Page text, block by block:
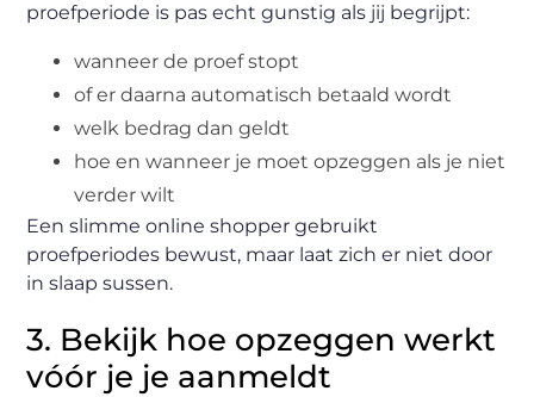
proefperiode is pas echt gunstig als jij begrijpt:
wanneer de proef stopt
of er daarna automatisch betaald wordt
welk bedrag dan geldt
hoe en wanneer je moet opzeggen als je niet
verder wilt
Een slimme online shopper gebruikt
proefperiodes bewust, maar laat zich er niet door
in slaap sussen.
3. Bekijk hoe opzeggen werkt
vóór je je aanmeldt